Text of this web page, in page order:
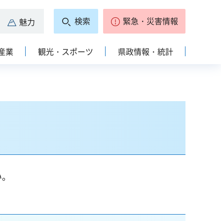
魅力 検索 緊急・災害情報
業 観光・スポーツ 県政情報・統計